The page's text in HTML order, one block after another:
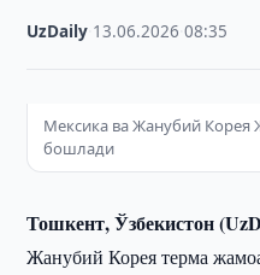
UzDaily 13.06.2026 ·08:35
Мексика ва Жанубий Корея
бошлади
Тошкент, Ўзбекистон
Жанубий Корея терма